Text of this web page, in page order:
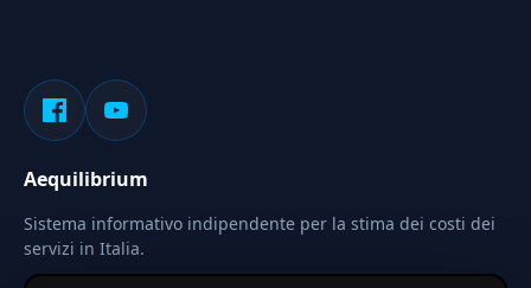
Aequilibrium
Sistema informativo indipendente per la stima dei costi dei
servizi in Italia.